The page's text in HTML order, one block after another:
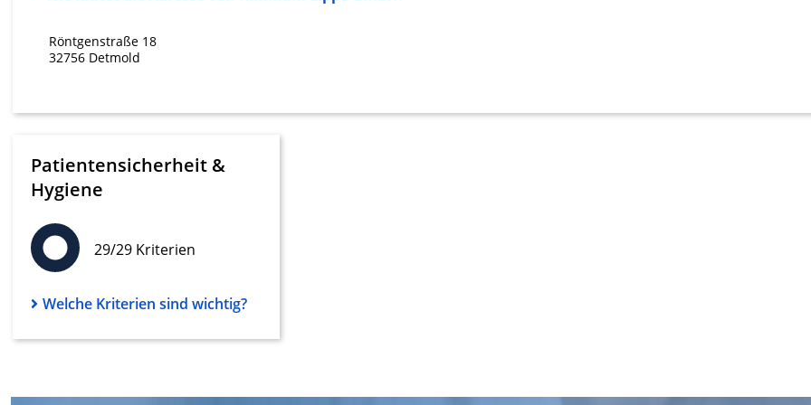
Röntgenstraße 18
32756 Detmold
Patientensicherheit &
Hygiene
29/29 Kriterien
Welche Kriterien sind wichtig?
Werbung